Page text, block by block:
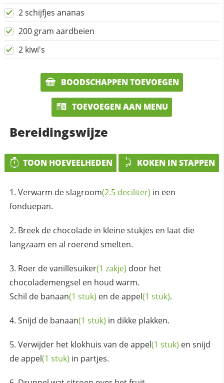
2 schijfjes ananas
200 gram aardbeien
2 kiwi's
BOODSCHAPPEN TOEVOEGEN
TOEVOEGEN AAN MENU
Bereidingswijze
TOON HOEVEELHEDEN KOKEN IN STAPPEN
Verwarm deslagroom(2.5 deciliter) in een
fonduepan.
Breek de chocolade in kleine stukjes en laat die
langzaam en al roerend smelten.
Roer devanillesuiker(1 zakje) door het
chocolademengsel en houd warm.
Schil de banaan(1 stuk) en deappel(1 stuk).
Snijd de banaan(1 stuk) in dikke plakken.
Verwijder het klokhuis van deappel(1 stuk) en snijd
deappel(1 stuk) in partjes.